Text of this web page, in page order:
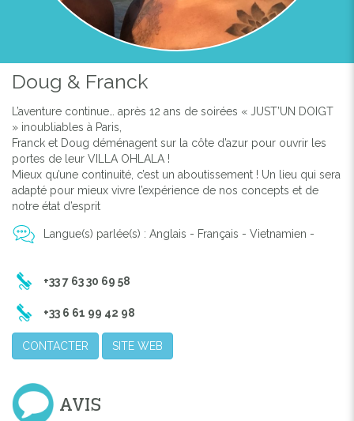
Doug & Franck
L’aventure continue… après 12 ans de soirées « JUST’UN DOIGT
» inoubliables à Paris,
Franck et Doug déménagent sur la côte d’azur pour ouvrir les
portes de leur VILLA OHLALA !
Mieux qu’une continuité, c’est un aboutissement ! Un lieu qui sera
adapté pour mieux vivre l’expérience de nos concepts et de
notre état d’esprit
Langue(s) parlée(s) : Anglais - Français - Vietnamien -
+33 7 63 30 69 58
+33 6 61 99 42 98
CONTACTER SITE WEB
AVIS